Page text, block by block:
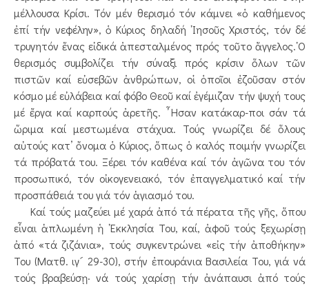
μέλλουσα Κρίσι. Τόν μέν θερισμό τόν κάμνει «ὁ καθήμενος
ἐπί τήν νεφέλην», ὁ Κύριος δηλαδή ᾿Ιησοῦς Χριστός, τόν δέ
τρυγητόν ἕνας εἰδικά ἀπεσταλμένος πρός τοῦτο ἄγγελος.῾Ο
θερισμός συμβολίζει τήν σύναξι πρός κρίσιν ὅλων τῶν
πιστῶν καί εὐσεβῶν ἀνθρώπων, οἱ ὁποῖοι ἐζοῦσαν στόν
κόσμο μέ εὐλάβεια καί φόβο Θεοῦ καί ἐγέμιζαν τήν ψυχή τους
μέ ἔργα καί καρπούς ἀρετῆς. ῏Ησαν κατάκαρ-ποι σάν τά
ὥριμα καί μεστωμένα στάχυα. Τούς γνωρίζει δέ ὅλους
αὐτούς κατ’ ὄνομα ὁ Κύριος, ὅπως ὁ καλός ποιμήν γνωρίζει
τά πρόβατά του. Ξέρει τόν καθένα καί τόν ἀγῶνα του τόν
προσωπικό, τόν οἰκογενειακό, τόν ἐπαγγελματικό καί τήν
προσπάθειά του γιά τόν ἁγιασμό του.
Καί τούς μαζεύει μέ χαρά ἀπό τά πέρατα τῆς γῆς, ὅπου
εἶναι ἁπλωμένη ἡ ᾿Εκκλησία Του, καί, ἀφοῦ τούς ξεχωρίσῃ
ἀπό «τά ζιζάνια», τούς συγκεντρώνει «εἰς τήν ἀποθήκην»
Του (Ματθ. ιγ´ 29-30), στήν ἐπουράνια Βασιλεία Του, γιά νά
τούς βραβεύσῃ· νά τούς χαρίσῃ τήν ἀνάπαυσι ἀπό τούς